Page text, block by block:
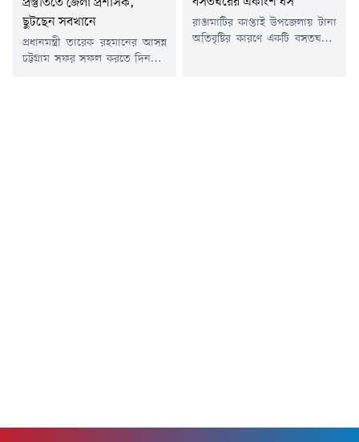
ছুটছেন সবখানে
প্রধানমন্ত্রী তারেক রহমানের আসন্ন
চট্টগ্রাম সফর সফল করতে দিনরাত
রাঙামাটির কাপ্তাই উপজেলায় টানা
অতিবৃষ্টির কারণে একটি বসতঘরের